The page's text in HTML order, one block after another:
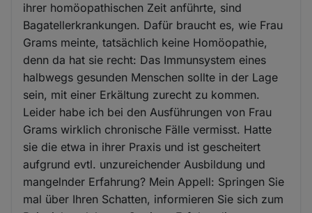
ihrer homöopathischen Zeit anführte, sind
Bagatellerkrankungen. Dafür braucht es, wie Frau
Grams meinte, tatsächlich keine Homöopathie,
denn da hat sie recht: Das Immunsystem eines
halbwegs gesunden Menschen sollte in der Lage
sein, mit einer Erkältung zurecht zu kommen.
Leider habe ich bei den Ausführungen von Frau
Grams wirklich chronische Fälle vermisst. Hatte
sie die etwa in ihrer Praxis und ist gescheitert
aufgrund evtl. unzureichender Ausbildung und
mangelnder Erfahrung? Mein Appell: Springen Sie
mal über Ihren Schatten, informieren Sie sich zum